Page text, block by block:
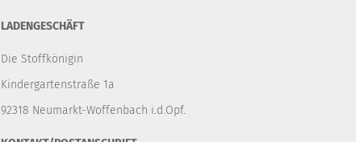
LADENGESCHÄFT
Die Stoffkönigin
Kindergartenstraße 1a
92318 Neumarkt-Woffenbach i.d.Opf.